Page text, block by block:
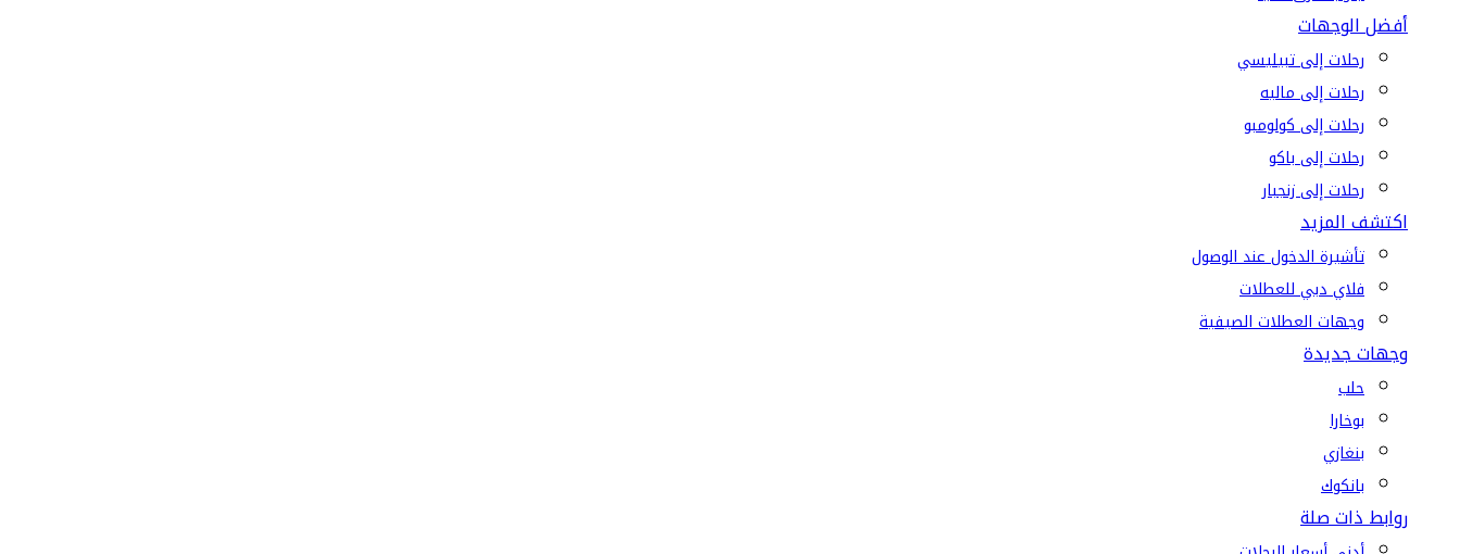
أفضل الوجهات
رحلات إلى تبيليسي
رحلات إلى ماليه
رحلات إلى كولومبو
رحلات إلى باكو
رحلات إلى زنجبار
اكتشف المزيد
تأشيرة الدخول عند الوصول
فلاي دبي للعطلات
وجهات العطلات الصيفية
وجهات جديدة
حلب
بوخارا
بنغازي
بانكوك
روابط ذات صلة